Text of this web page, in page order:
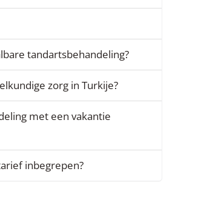
tandartsbehandeling?
zorg in Turkije?
met een vakantie
inbegrepen?